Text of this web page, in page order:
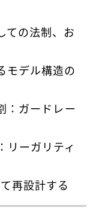
ての法制、お
モデル構造の
：ガードレー
リーガリティ
再設計する